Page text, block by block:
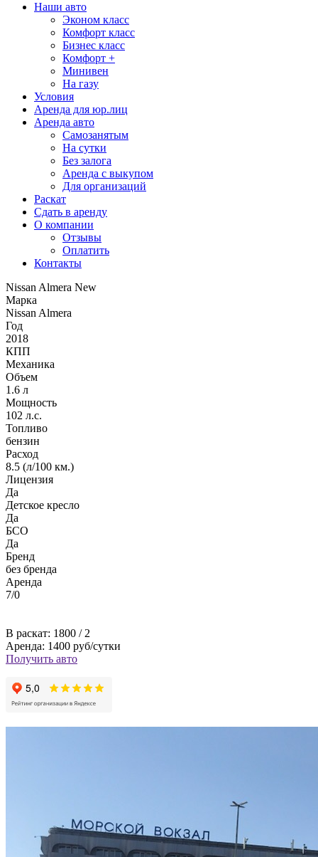
Наши авто
Эконом класс
Комфорт класс
Бизнес класс
Комфорт +
Минивен
На газу
Условия
Аренда для юр.лиц
Аренда авто
Самозанятым
На сутки
Без залога
Аренда с выкупом
Для организаций
Раскат
Сдать в аренду
О компании
Отзывы
Оплатить
Контакты
Nissan Almera New
Марка
Nissan Almera
Год
2018
КПП
Механика
Объем
1.6 л
Мощность
102 л.с.
Топливо
бензин
Расход
8.5 (л/100 км.)
Лицензия
Да
Детское кресло
Да
БСО
Да
Бренд
без бренда
Аренда
7/0
В раскат: 1800 / 2
Аренда: 1400 руб/сутки
Получить авто